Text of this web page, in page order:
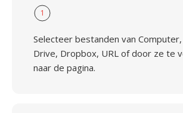
1
Selecteer bestanden van
Drive, Dropbox, URL of door ze te
naar de pagina.